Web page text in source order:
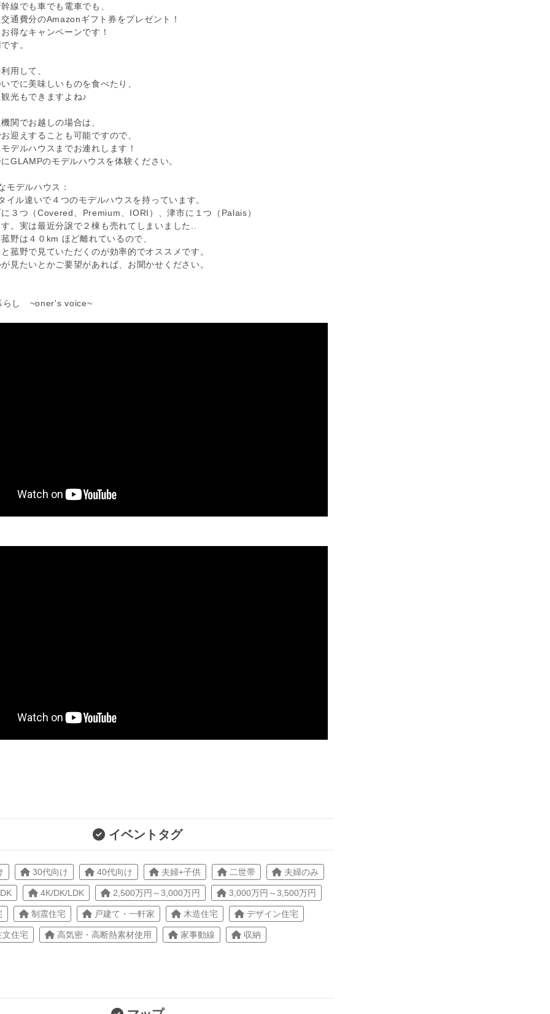
線でも車でも電車でも、
通費分のAmazonギフト券をプレゼント！
得なキャンペーンです！
す。
用して、
でに美味しいものを食べたり、
光もできますよね♪
関でお越しの場合は、
迎えすることも可能ですので、
デルハウスまでお連れします！
GLAMPのモデルハウスを体験ください。
モデルハウス：
イル違いで４つのモデルハウスを持っています。
３つ（Covered、Premium、IORI）、津市に１つ（Palais）
。実は最近分譲で２棟も売れてしまいました..
野は４０km ほど離れているので、
菰野で見ていただくのが効率的でオススメです。
見たいとかご要望があれば、お聞かせください。
らし ~oner's voice~
イベントタグ
30代向け 40代向け 夫婦+子供 二世帯 夫婦のみ
4K/DK/LDK 2,500万円～3,000万円 3,000万円～3,500万円
制震住宅 戸建て・一軒家 木造住宅 デザイン住宅
文住宅 高気密・高断熱素材使用 家事動線 収納